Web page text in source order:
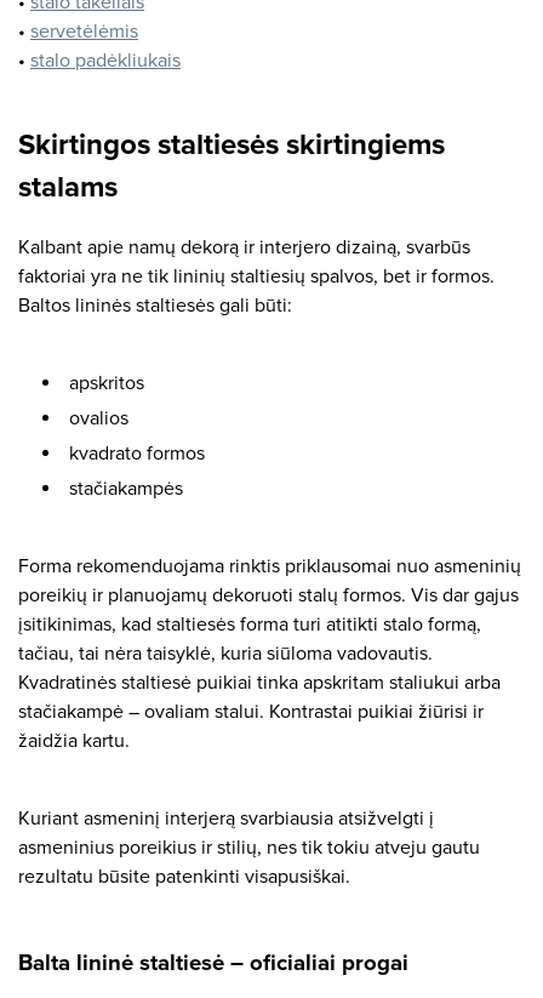
• servetėlėmis
• stalo padėkliukais
Skirtingos staltiesės skirtingiems
stalams
Kalbant apie namų dekorą ir interjero dizainą, svarbūs
faktoriai yra ne tik lininių staltiesių spalvos, bet ir formos.
Baltos lininės staltiesės gali būti:
apskritos
ovalios
kvadrato formos
stačiakampės
Forma rekomenduojama rinktis priklausomai nuo asmeninių
poreikių ir planuojamų dekoruoti stalų formos. Vis dar gajus
įsitikinimas, kad staltiesės forma turi atitikti stalo formą,
tačiau, tai nėra taisyklė, kuria siūloma vadovautis.
Kvadratinės staltiesė puikiai tinka apskritam staliukui arba
stačiakampė – ovaliam stalui. Kontrastai puikiai žiūrisi ir
žaidžia kartu.
Kuriant asmeninį interjerą svarbiausia atsižvelgti į
asmeninius poreikius ir stilių, nes tik tokiu atveju gautu
rezultatu būsite patenkinti visapusiškai.
Balta lininė staltiesė – oficialiai progai